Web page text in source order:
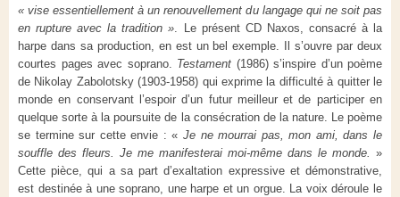
« vise essentiellement à un renouvellement du langage qui ne soit pas
en rupture avec la tradition » . Le présent CD Naxos, consacré à la
harpe dans sa production, en est un bel exemple. Il s’ouvre par deux
courtes pages avec soprano. Testament (1986) s’inspire d’un poème
de Nikolay Zabolotsky (1903-1958) qui exprime la difficulté à quitter le
monde en conservant l’espoir d’un futur meilleur et de participer en
quelque sorte à la poursuite de la consécration de la nature. Le poème
se termine sur cette envie : « Je ne mourrai pas, mon ami, dans le
souffle des fleurs. Je me manifesterai moi-même dans le monde.
»
Cette pièce, qui a sa part d’exaltation expressive et démonstrative,
est destinée à une soprano, une harpe et un orgue. La voix déroule le